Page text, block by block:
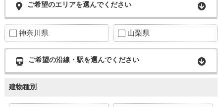
ご希望のエリアを選んでください
神奈川県 山梨県
ご希望の沿線・駅を選んでください
建物種別